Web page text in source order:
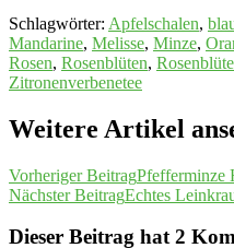
Schlagwörter: Apfelschalen,
Mandarine, Melisse, Minze,
Rosen, Rosenblüten,
Zitronenverbenetee
Weitere Artikel
Vorheriger BeitragPfefferminze
Nächster BeitragEchtes
Dieser Beitrag hat 2